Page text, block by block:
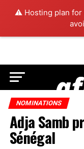
⚠️ Hosting plan for
NOMINATIONS
Adja Samb
Sénégal